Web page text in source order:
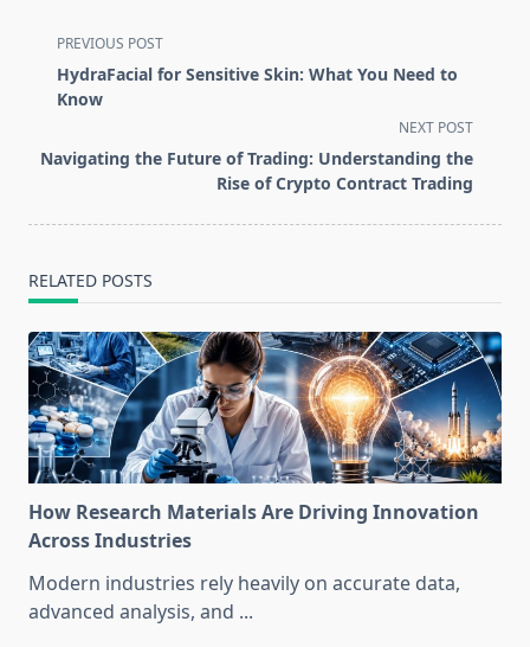
<span
class="nav-
subtitle
reader-
PREVIOUS POST
HydraFacial for Sensitive Skin: What You Need to
Know
NEXT POST
Navigating the Future of Trading: Understanding the
Rise of Crypto Contract Trading
RELATED POSTS
How Research Materials Are Driving Innovation
Across Industries
Modern industries rely heavily on accurate data,
advanced analysis, and ...